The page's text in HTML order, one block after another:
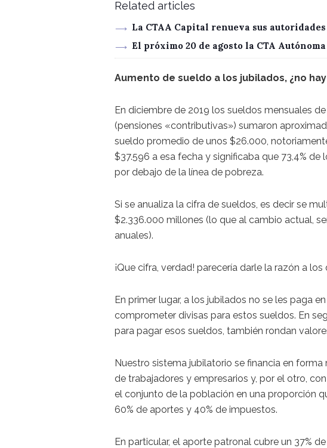
Related articles
La CTAA Capital renueva sus autoridades
El próximo 20 de agosto la CTA
Aumento de sueldo a los jubilados, ¿no
En diciembre de 2019 los sueldos mensuales
(pensiones «contributivas») sumaron
sueldo promedio de unos $26.000,
$37.596 a esa fecha y significaba que 73,4%
por debajo de la línea de pobreza.
Si se anualiza la cifra de sueldos, es decir se
$2.336.000 millones (lo que al cambio actual,
anuales).
¡Que cifra, verdad! parecería darle la razón a
En primer lugar, a los jubilados no se les paga
comprometer divisas para estos sueldos. En
para pagar esos sueldos, también rondan
Nuestro sistema jubilatorio se financia en
de trabajadores y empresarios y, por el otro,
el conjunto de la población en una proporción
60% de aportes y 40% de impuestos.
En particular, el aporte patronal cubre un 37%